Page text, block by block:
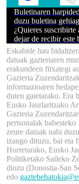
Buletinaren
duzu buletina
¿Quieres suscribirte
dejar de recibir este
Eskabide hau
datuak gazteriaren
erakundeen fitxategi
Gazteria
informazioaren
duten gaietarako. Era
Eusko Jaurlaritzako
Gazteria
pertsonalak
zeure datuak nahi
izango dituzu, bai eta
Horretarako, Eusko
Politiketako Saileko
diozu (Donostia-San
edo